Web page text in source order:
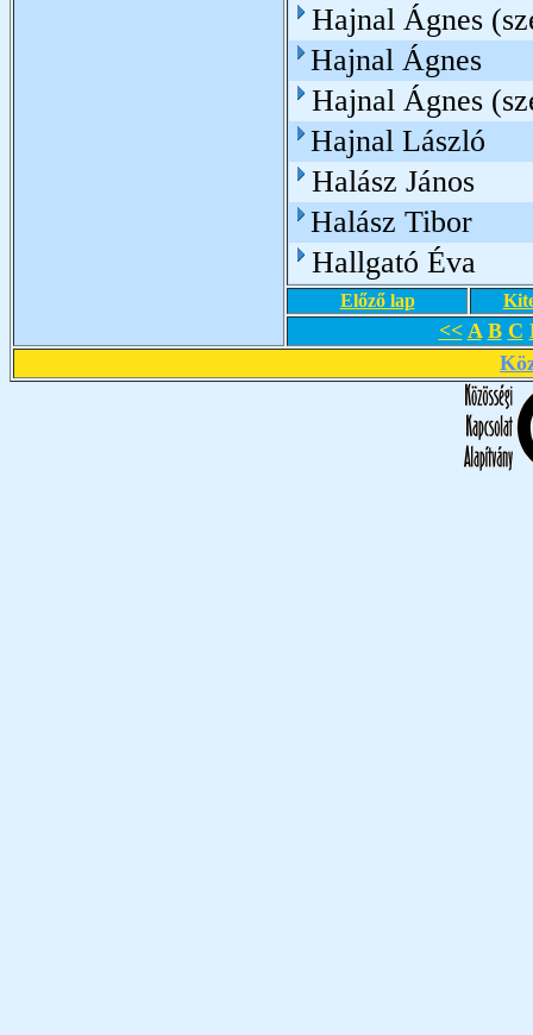
Hajnal Ágnes
Hajnal Ágnes
Hajnal Ágnes
Hajnal László
Halász János
Halász Tibor
Hallgató Éva
Előző lap
<< A B C